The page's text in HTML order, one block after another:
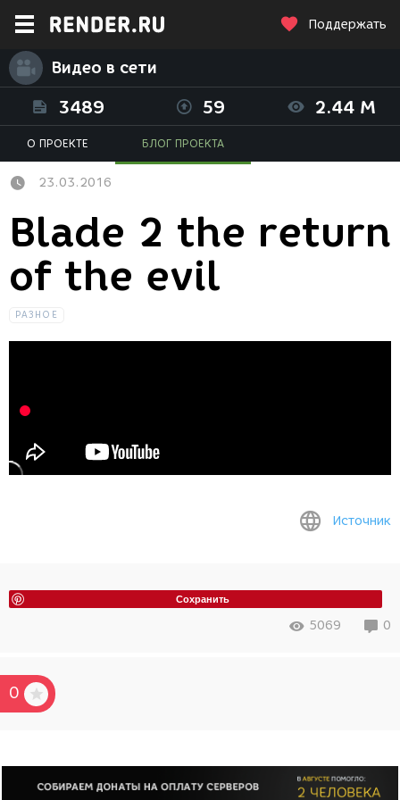
Поддержать
Видео в сети
3489 59 2.44 M
О ПРОЕКТЕ БЛОГ ПРОЕКТА
23.03.2016
Blade 2 the return
of the evil
РАЗНОЕ
Источник
Сохранить
5069 0
0